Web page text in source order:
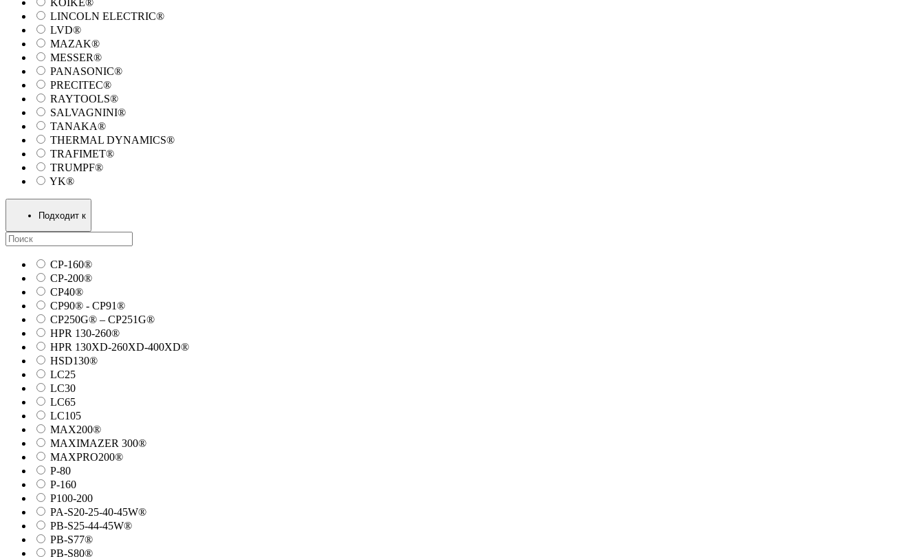
KOIKE®
LINCOLN ELECTRIC®
LVD®
MAZAK®
MESSER®
PANASONIC®
PRECITEC®
RAYTOOLS®
SALVAGNINI®
TANAKA®
THERMAL DYNAMICS®
TRAFIMET®
TRUMPF®
YK®
Подходит к
CP-160®
CP-200®
CP40®
CP90® - СP91®
CP250G® – CP251G®
HPR 130-260®
HPR 130XD-260XD-400XD®
HSD130®
LC25
LC30
LC65
LC105
MAX200®
MAXIMAZER 300®
MAXPRO200®
P-80
P-160
P100-200
PA-S20-25-40-45W®
PB-S25-44-45W®
PB-S77®
PB-S80®